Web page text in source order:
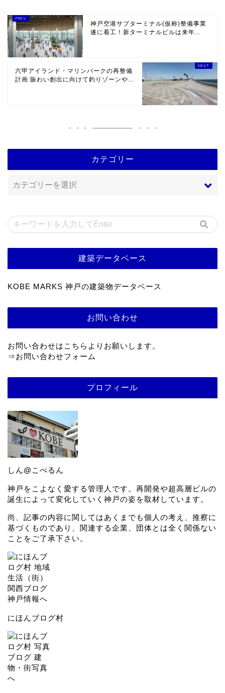
神戸空港サブターミナル(仮称)整備事業
遂に着工！新ターミナルビルは来年...
六甲アイランド・マリンパークの再整備
計画 賑わい創出に向けて釣りゾーンや...
カテゴリー
建築データベース
KOBE MARKS 神戸の建築物データベース
お問い合わせ
お問い合わせはこちらよりお願いします。
⇒お問い合わせフォーム
プロフィール
しん@こべるん
神戸をこよなく愛する管理人です。再開発や超高層ビルの
誕生によって変化していく神戸の姿を取材しています。
尚、記事の内容に関してはあくまでも個人の考え、推察に
基づくものであり、関連する企業、団体とは全く関係ない
ことをご了承下さい。
にほんブログ村